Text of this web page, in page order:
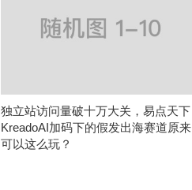
独立站访问量破十万大关，易点天下
KreadoAI加码下的假发出海赛道原来
可以这么玩？